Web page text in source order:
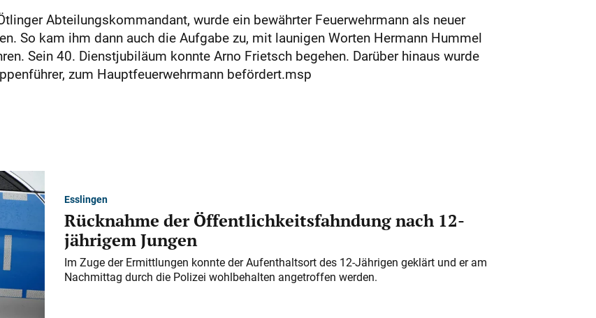
Abteilungskommandant, wurde ein bewährter Feuerwehrmann als neuer
So kam ihm dann auch die Aufgabe zu, mit launigen Worten Hermann Hummel
Sein 40. Dienstjubiläum konnte Arno Frietsch begehen. Darüber hinaus wurde
zum Hauptfeuerwehrmann befördert.msp
Esslingen
Rücknahme der Öffentlichkeitsfahndung nach 12-
jährigem Jungen
Im Zuge der Ermittlungen konnte der Aufenthaltsort des 12-Jährigen geklärt und er am
Nachmittag durch die Polizei wohlbehalten angetroffen werden.